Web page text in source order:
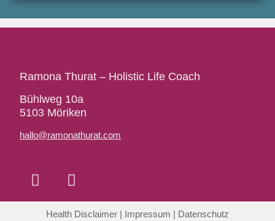
Ramona Thurat – Holistic Life Coach
Bühlweg 10a
5103 Möriken
hallo@ramonathurat.com
Health Disclaimer | Impressum | Datenschutz